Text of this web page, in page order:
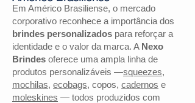
Em Américo Brasiliense, o mercado
corporativo reconhece a importância dos
brindes personalizados para reforçar a
identidade e o valor da marca. A Nexo
Brindes oferece uma ampla linha de
produtos personalizáveis —squeezes,
mochilas, ecobags, copos, cadernos e
moleskines — todos produzidos com